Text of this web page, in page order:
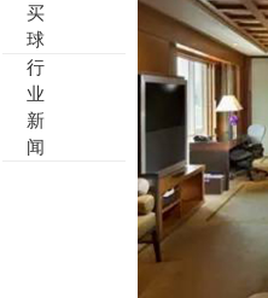
名典系列智能开关
雅典系列智能开关
轻典系列智能开关
怡典系列智能开关
智典系列智能开关
客房门显系列
标准86门显
标准带房号门显
非标定制门显
客控系统
客控系统方案1
客控系统方案2
客控系统方案3
智能家居系列
电动窗帘
无线开关插座
特色产品
壁龛式插卡取电
华体会买球
行业新闻
成功案例
华体会买球-华体会买球(中国)
买
球
行
业
新
闻